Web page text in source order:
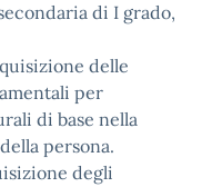
di I grado,
delle
per
di base nella
persona.
degli